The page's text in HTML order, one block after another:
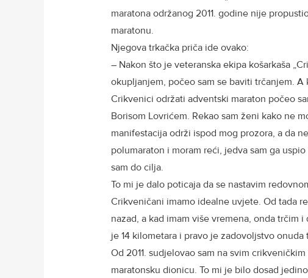
maratona održanog 2011. godine nije
maratonu.
Njegova trkačka priča ide ovako:
– Nakon što je veteranska ekipa košarkaša
okupljanjem, počeo sam se baviti trčanjem. A
Crikvenici održati adventski maraton počeo
Borisom Lovrićem. Rekao sam ženi kako ne
manifestacija održi ispod mog prozora, a da
polumaraton i moram reći, jedva sam ga
sam do cilja.
To mi je dalo poticaja da se nastavim
Crikveničani imamo idealne uvjete. Od tada
nazad, a kad imam više vremena, onda trčim
je 14 kilometara i pravo je zadovoljstvo onuda
Od 2011. sudjelovao sam na svim
maratonsku dionicu. To mi je bilo dosad